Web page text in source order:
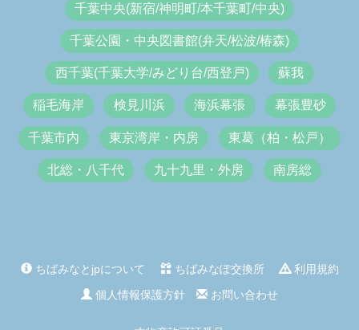
千葉中央(新宿/神明町/本千葉町/中央)
千葉公園・中央図書館(弁天/松波/椿森)
西千葉(千葉大学/みどり台/西登戸) 蘇我
稲毛海岸 検見川浜 海浜幕張 幕張豊砂
千葉市内 東京湾岸・内房 東葛（柏・松戸）
北総・八千代 九十九里・外房 南房総
ちばみなとjpについて ちばみなぽ交換所
利用規約
個人情報保護方針
お問い合わせ